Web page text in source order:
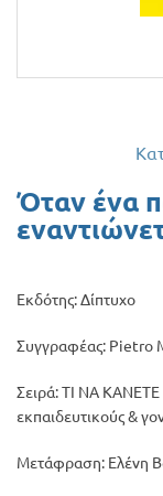
Όταν ένα
Εκδότης: Δίπτυχο
Συγγραφέας: Pietro
Σειρά: ΤΙ ΝΑ ΚΑΝΕΤΕ
εκπαιδευτικούς &
Μετάφραση: Ελένη